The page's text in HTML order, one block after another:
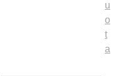
u
o
t
a